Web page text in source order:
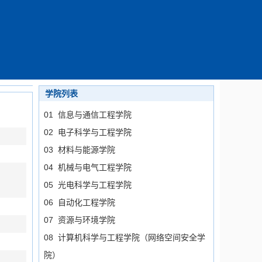
学院列表
01 信息与通信工程学院
02 电子科学与工程学院
03 材料与能源学院
04 机械与电气工程学院
05 光电科学与工程学院
06 自动化工程学院
07 资源与环境学院
08 计算机科学与工程学院（网络空间安全学
院）